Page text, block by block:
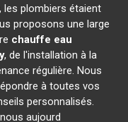
, les plombiers étaient
proposons une large
chauffe eau
, de l'installation à la
régulière. Nous
à toutes vos
personnalisés.
aujourd